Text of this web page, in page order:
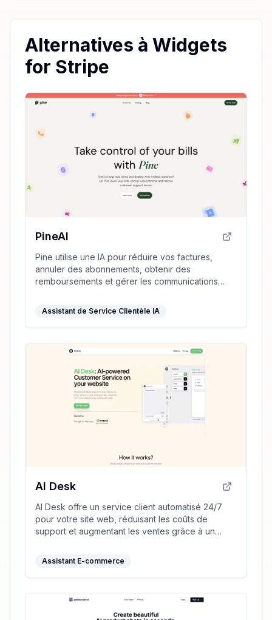
Alternatives à Widgets
for Stripe
PineAI
Pine utilise une IA pour réduire vos factures,
annuler des abonnements, obtenir des
remboursements et gérer les communications
Assistant de Service Clientèle IA
AI Desk
AI Desk offre un service client automatisé 24/7
pour votre site web, réduisant les coûts de
support et augmentant les ventes grâce à un
Assistant E-commerce